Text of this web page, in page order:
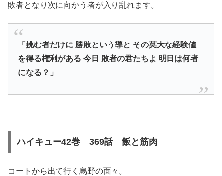
敗者となり次に向かう者が入り乱れます。
「挑む者だけに 勝敗という導と その莫大な経験値
を得る権利がある 今日 敗者の君たちよ 明日は何者
になる？」
ハイキュー42巻 369話 飯と筋肉
コートから出て行く烏野の面々。